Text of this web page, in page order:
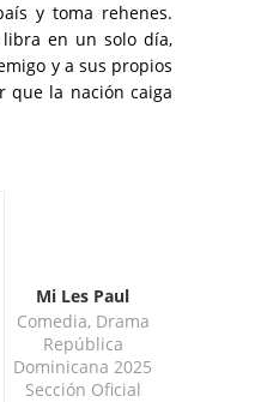
y toma rehenes.
en un solo día,
y a sus propios
que la nación caiga
Mi Les Paul
Comedia, Drama
República
Dominicana 2025
Sección Oficial